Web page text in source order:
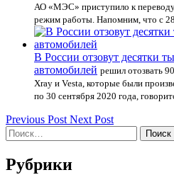
АО «МЭС» приступило к
режим работы. Напомним, что с
В России отзовут десятки
автомобилей решил отозвать
Xray и Vesta, которые были
по 30 сентября 2020 года,
Previous Post Next Post
Найти:
Рубрики